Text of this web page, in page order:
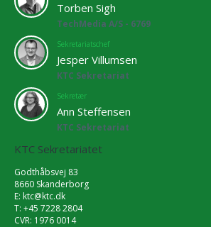
Torben Sigh
TechMedia A/S - 6769
Sekretariatschef
Jesper Villumsen
KTC Sekretariat
Sekretær
Ann Steffensen
KTC Sekretariat
KTC Sekretariatet
Godthåbsvej 83
8660 Skanderborg
E: ktc@ktc.dk
T: +45 7228 2804
CVR: 1976 0014